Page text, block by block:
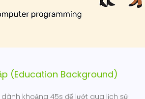
(Education Background)
khoảng 45s để lướt qua lịch sử